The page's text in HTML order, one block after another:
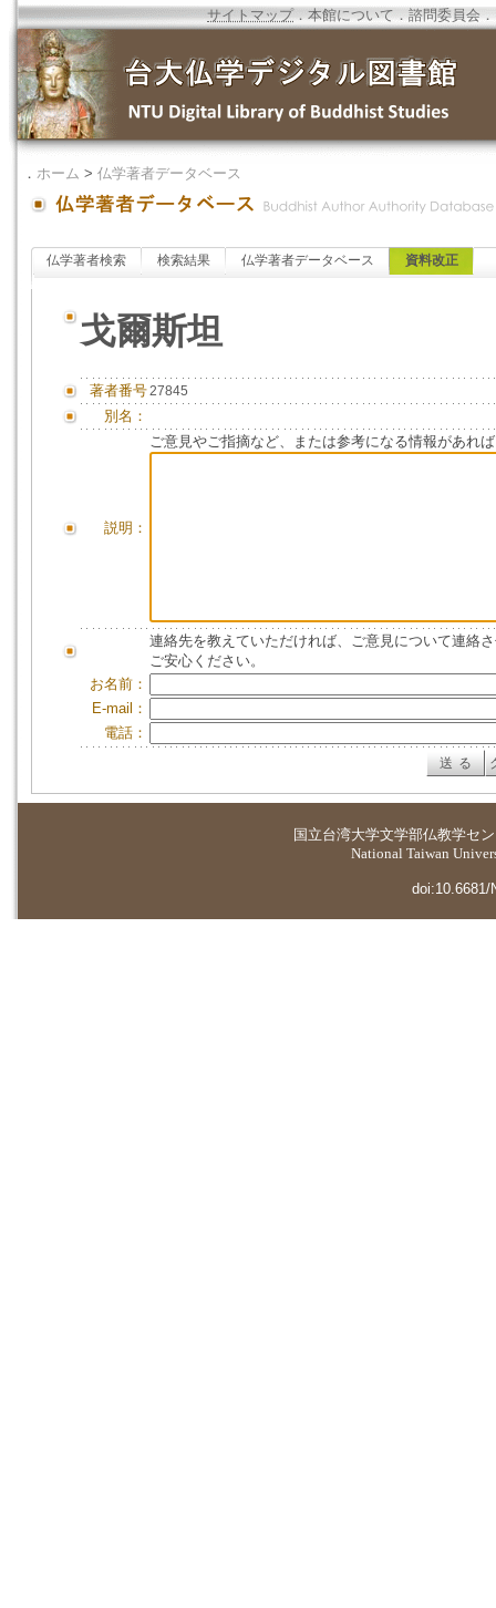
サイトマップ．本館について ．諮問委員会 ．
． ホーム > 仏学著者データベース
仏学著者検索 検索結果 仏学著者データベース 資料改正
戈爾斯坦
著者番号27845
別名：
説明：
ご意見やご指摘など、または参考になる情報があれ
連絡先を教えていただければ、ご意見について連絡
ご安心ください。
お名前：
E-mail：
電話：
国立台湾大学文学部仏教学セ
National Taiwan
doi:10.6681/